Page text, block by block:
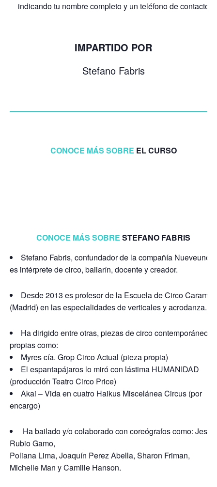
indicando tu nombre completo y un teléfono de contacto
IMPARTIDO POR
Stefano Fabris
CONOCE MÁS SOBRE EL CURSO
CONOCE MÁS SOBRE STEFANO FABRIS
Stefano Fabris, confundador de la compañía Nueveuno,
es intérprete de circo, bailarín, docente y creador.
Desde 2013 es profesor de la Escuela de Circo Carampa
(Madrid) en las especialidades de verticales y acrodanza.
Ha dirigido entre otras, piezas de circo contemporáneo
propias como:
Myres cía. Grop Circo Actual (pieza propia)
El espantapájaros lo miró con lástima HUMANIDAD
(producción Teatro Circo Price)
Akai – Vida en cuatro Haikus Miscelánea Circus (por
encargo)
Ha bailado y/o colaborado con coreógrafos como: Jesús
Rubio Gamo,
Poliana Lima, Joaquín Perez Abella, Sharon Friman,
Michelle Man y Camille Hanson.